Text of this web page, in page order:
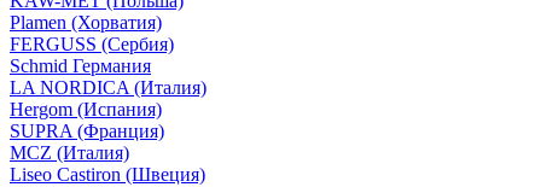
Plamen (Хорватия)
FERGUSS (Сербия)
Schmid Германия
LA NORDICA (Италия)
Hergom (Испания)
SUPRA (Франция)
MCZ (Италия)
Liseo Castiron (Швеция)